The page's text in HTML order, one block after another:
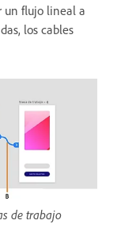
un flujo lineal a
los cables
de trabajo